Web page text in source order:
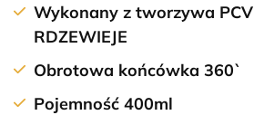
Wykonany z tworzywa PCV
RDZEWIEJE
Obrotowa końcówka 360`
Pojemność 400ml